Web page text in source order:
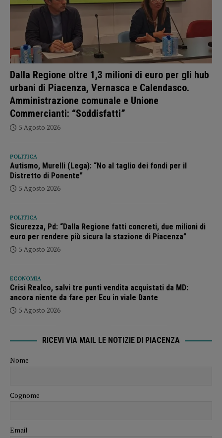
Dalla Regione oltre 1,3 milioni di euro per gli hub
urbani di Piacenza, Vernasca e Calendasco.
Amministrazione comunale e Unione
Commercianti: “Soddisfatti”
5 Agosto 2026
POLITICA
Autismo, Murelli (Lega): “No al taglio dei fondi per il
Distretto di Ponente”
5 Agosto 2026
POLITICA
Sicurezza, Pd: “Dalla Regione fatti concreti, due milioni di
euro per rendere più sicura la stazione di Piacenza”
5 Agosto 2026
ECONOMIA
Crisi Realco, salvi tre punti vendita acquistati da MD:
ancora niente da fare per Ecu in viale Dante
5 Agosto 2026
RICEVI VIA MAIL LE NOTIZIE DI PIACENZA
Nome
Cognome
Email